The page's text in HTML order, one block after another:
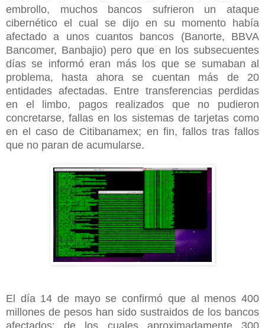
embrollo, muchos bancos sufrieron un ataque
cibernético el cual se dijo en su momento había
afectado a unos cuantos bancos (Banorte, BBVA
Bancomer, Banbajio) pero que en los subsecuentes
días se informó eran más los que se sumaban al
problema, hasta ahora se cuentan más de 20
entidades afectadas. Entre transferencias perdidas
en el limbo, pagos realizados que no pudieron
concretarse, fallas en los sistemas de tarjetas como
en el caso de Citibanamex; en fin, fallos tras fallos
que no paran de acumularse.
El día 14 de mayo se confirmó que al menos 400
millones de pesos han sido sustraidos de los bancos
afectados; de los cuales aproximadamente 300